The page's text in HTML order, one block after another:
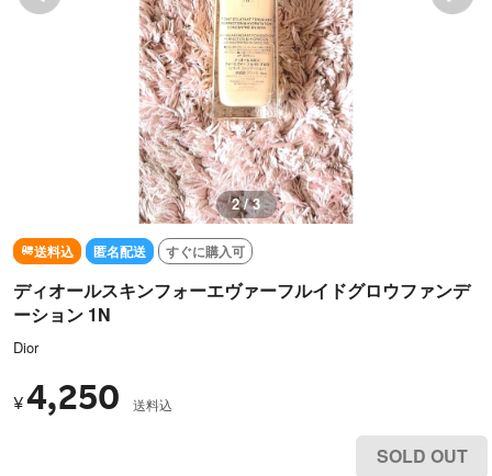
2 / 3
送料込 匿名配送 すぐに購入可
ディオールスキンフォーエヴァーフルイドグロウファンデ
ーション 1N
Dior
¥4,250 送料込
SOLD OUT